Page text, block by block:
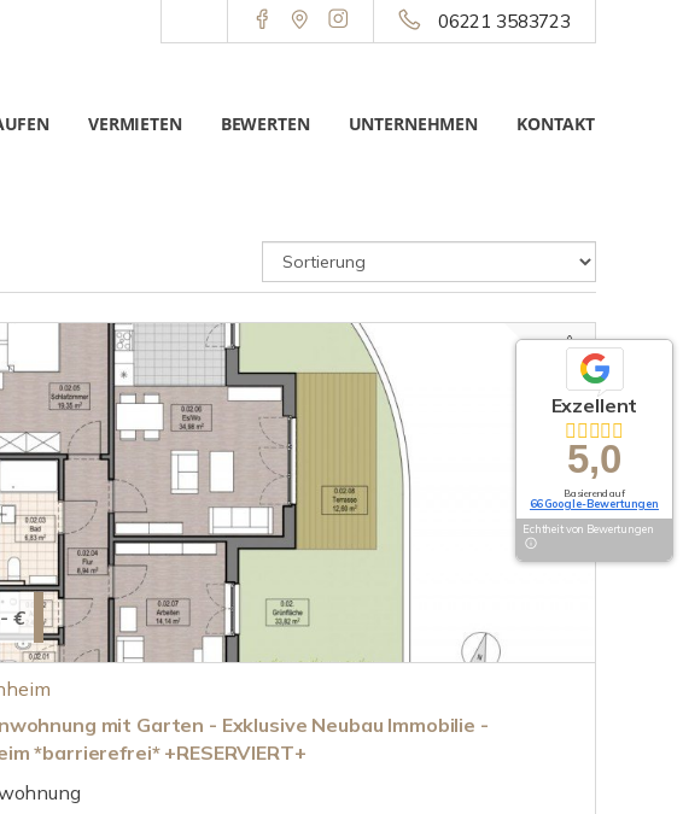
06221 3583723
VERMIETEN BEWERTEN UNTERNEHMEN KONTAKT
€
mit Garten - Exklusive Neubau Immobilie -
*barrierefrei* +RESERVIERT+
Exzellent
5,0
Basierend auf
66 Google-Bewertungen
Echtheit von Bewertungen